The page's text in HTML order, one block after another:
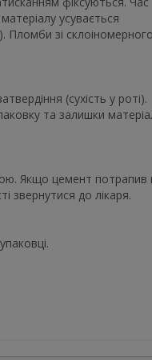
усувається
Пломби зі склоіномерного
(сухість у роті).
та залишки
Якщо цемент потрапив
звернутися до лікаря.